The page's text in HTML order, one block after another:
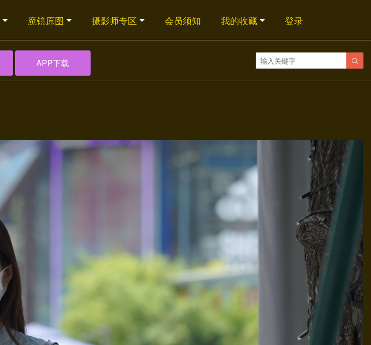
魔镜原图 摄影师专区 会员须知 我的收藏 登录

APP下载